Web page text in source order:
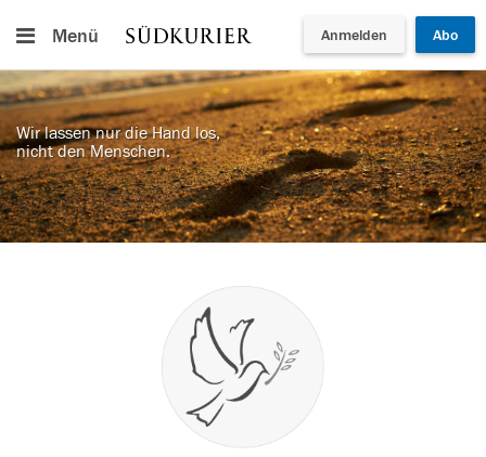
Menü Anmelden Abo
Wir lassen nur die Hand los,
nicht den Menschen.